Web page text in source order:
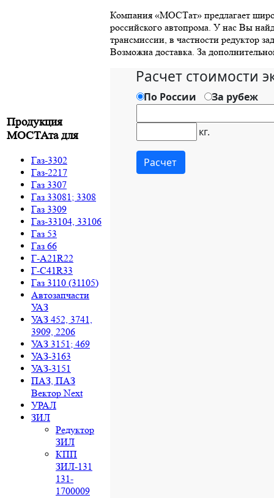
Продукция
МОСТАта для
Газ-3302
Газ-2217
Газ 3307
Газ 33081; 3308
Газ 3309
Газ-33104, 33106
Газ 53
Газ 66
Г-A21R22
Г-C41R33
Газ 3110 (31105)
Автозапчасти
УАЗ
УАЗ 452, 3741,
3909, 2206
УАЗ 3151; 469
УАЗ-3163
УАЗ-3151
ПАЗ, ПАЗ
Вектор Next
УРАЛ
ЗИЛ
Редуктор
ЗИЛ
КПП
ЗИЛ-131
131-
1700009
Компания «МОСТат» предлагает
российского автопрома. У нас Вы
трансмиссии, в частности редуктор
Возможна доставка. За